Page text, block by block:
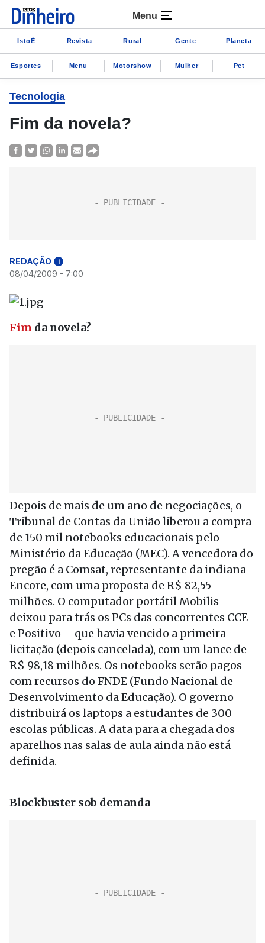
Menu
IstoÉ Revista Rural Gente Planeta
Esportes Menu Motorshow Mulher Pet
Tecnologia
Fim da novela?
REDAÇÃO i
08/04/2009 - 7:00
Fim da novela?
Depois de mais de um ano de negociações, o
Tribunal de Contas da União liberou a compra
de 150 mil notebooks educacionais pelo
Ministério da Educação (MEC). A vencedora do
pregão é a Comsat, representante da indiana
Encore, com uma proposta de R$ 82,55
milhões. O computador portátil Mobilis
deixou para trás os PCs das concorrentes CCE
e Positivo – que havia vencido a primeira
licitação (depois cancelada), com um lance de
R$ 98,18 milhões. Os notebooks serão pagos
com recursos do FNDE (Fundo Nacional de
Desenvolvimento da Educação). O governo
distribuirá os laptops a estudantes de 300
escolas públicas. A data para a chegada dos
aparelhos nas salas de aula ainda não está
definida.
Blockbuster sob demanda